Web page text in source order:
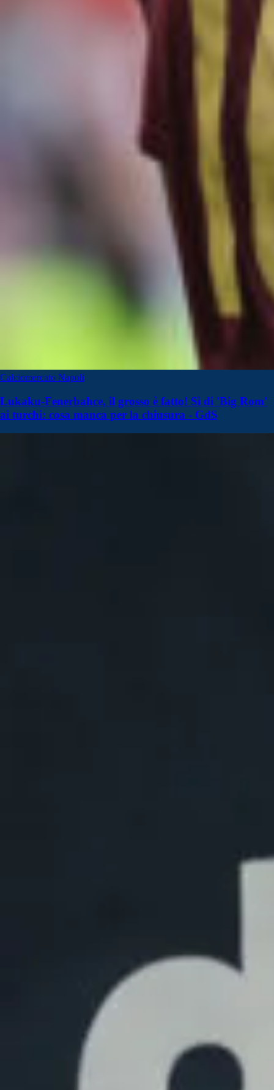
Calciomercato Napoli
Lukaku-Fenerbahce, il grosso è fatto! Sì di 'Big Rom'
ai turchi: cosa manca per la chiusura - GdS